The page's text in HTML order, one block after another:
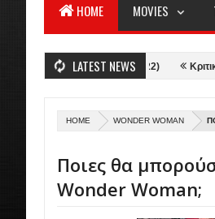
HOME MOVIES
LATEST NEWS
Love and Thunder (2022) Κριτική:
HOME WONDER WOMAN
Ποιες θα
Wonder Woman;